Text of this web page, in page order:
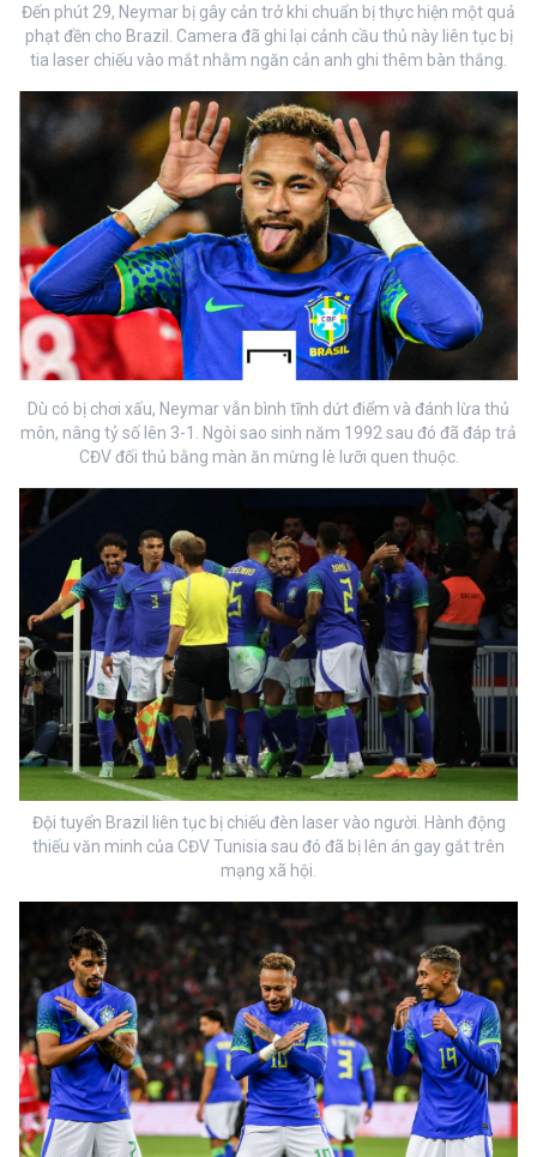
Đến phút 29, Neymar bị gây cản trở khi chuẩn bị thực hiện một quả
phạt đền cho Brazil. Camera đã ghi lại cảnh cầu thủ này liên tục bị
tia laser chiếu vào mắt nhằm ngăn cản anh ghi thêm bàn thắng.
Dù có bị chơi xấu, Neymar vẫn bình tĩnh dứt điểm và đánh lừa thủ
môn, nâng tỷ số lên 3-1. Ngôi sao sinh năm 1992 sau đó đã đáp trả
CĐV đối thủ bằng màn ăn mừng lè lưỡi quen thuộc.
Đội tuyển Brazil liên tục bị chiếu đèn laser vào người. Hành động
thiếu văn minh của CĐV Tunisia sau đó đã bị lên án gay gắt trên
mạng xã hội.